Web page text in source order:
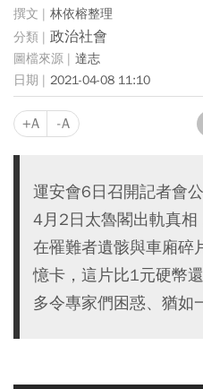
林依榕整理
政治社會
達志
2021-04-08 11:10
+A -A
運安會6日召開記者會
4月2日太魯閣出軌真
在罹難者遺骸與車廂碎
憶卡，這片比1元硬幣
多令專家們困惑、猶如